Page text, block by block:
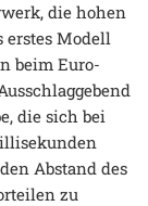
die hohen
erstes Modell
beim Euro-
die sich bei
Abstand des
zu